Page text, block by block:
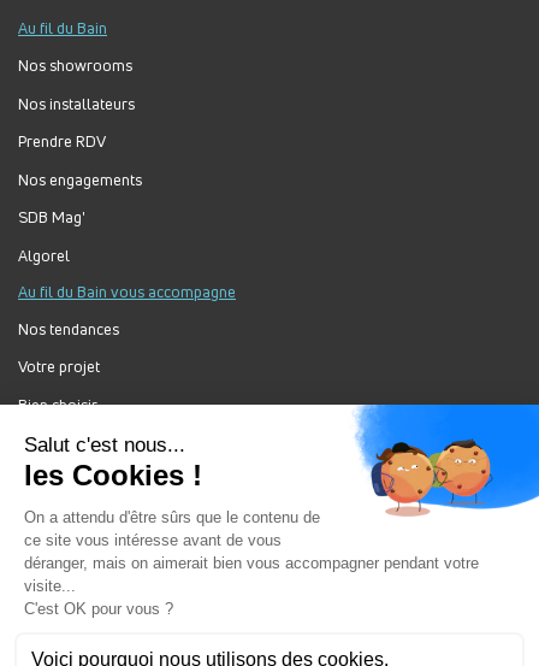
Au fil du Bain
Nos showrooms
Nos installateurs
Prendre RDV
Nos engagements
SDB Mag'
Algorel
Au fil du Bain vous accompagne
Nos tendances
Votre projet
Bien choisir
Forum Au Fil du Bain
Nos produits